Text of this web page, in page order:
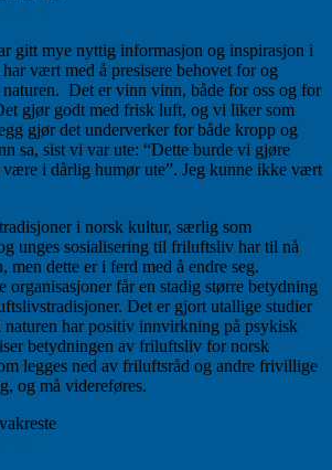
gitt mye nyttig informasjon og inspirasjon i
har vært med å presisere behovet for og
naturen. Det er vinn vinn, både for oss og for
gjør godt med frisk luft, og vi liker som
gjør det underverker for både kropp og
sa, sist vi var ute: “Dette burde vi gjøre
være i dårlig humør ute”. Jeg kunne ikke vært
i norsk kultur, særlig som
unges sosialisering til friluftsliv har til nå
dette er i ferd med å endre seg.
får en stadig større betydning
Det er gjort utallige studier
naturen har positiv innvirkning på psykisk
betydningen av friluftsliv for norsk
legges ned av friluftsråd og andre frivillige
og må videreføres.